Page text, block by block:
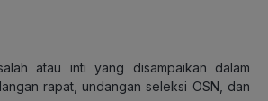
atau inti yang disampaikan dalam
rapat, undangan seleksi OSN, dan